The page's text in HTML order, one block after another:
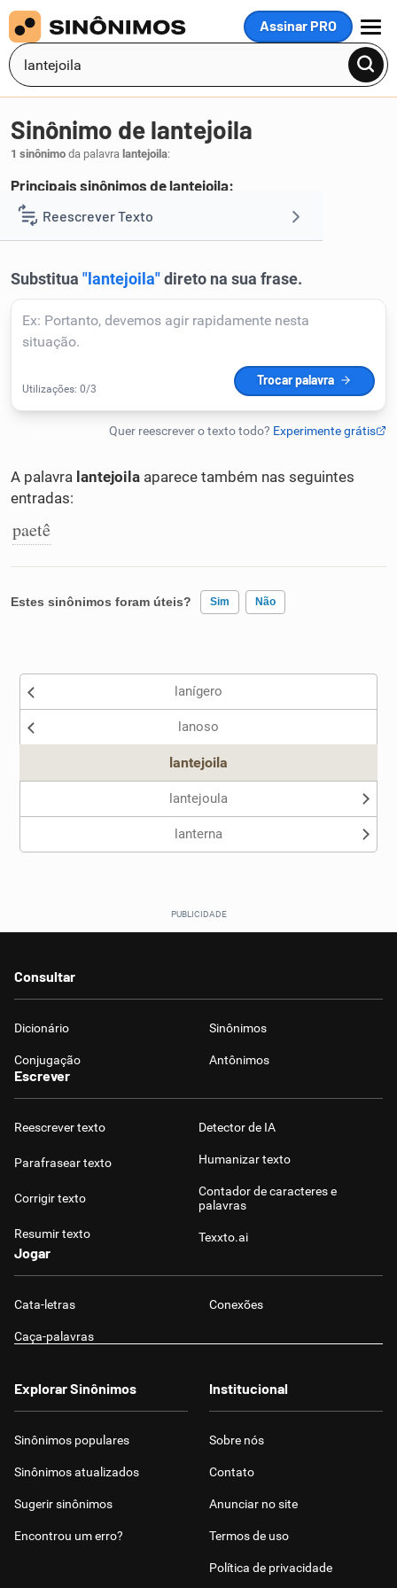
Assinar PRO
MENU
Reescrever Texto
Corrigir Texto
Humanizador de IA
Conexões
Dicionário
Sinônimo de lantejoila
1 sinônimo da palavra lantejoila:
Principais sinônimos de lantejoila:
1 lantejoula.
A palavra lantejoila aparece também nas seguintes
entradas:
paetê
Estes sinônimos foram úteis? Sim Não
Nenhum dos sinônimos apresentados me ajudou
lanígero
lanoso
lantejoila
lantejoula
lanterna
Consultar
Dicionário Sinônimos
Conjugação Antônimos
Escrever
Reescrever texto
Parafrasear texto
Corrigir texto
Resumir texto
Detector de IA
Humanizar texto
Contador de caracteres e
palavras
Texxto.ai
Jogar
Cata-letras Conexões
Caça-palavras
Explorar Sinônimos
Sinônimos populares
Sinônimos atualizados
Sugerir sinônimos
Encontrou um erro?
Institucional
Sobre nós
Contato
Anunciar no site
Termos de uso
Política de privacidade